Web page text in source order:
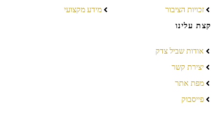
זכויות הציבור
מידע מקצועי
קצת עלינו
אודות שביל צדק
יצירת קשר
מפת אתר
פייסבוק